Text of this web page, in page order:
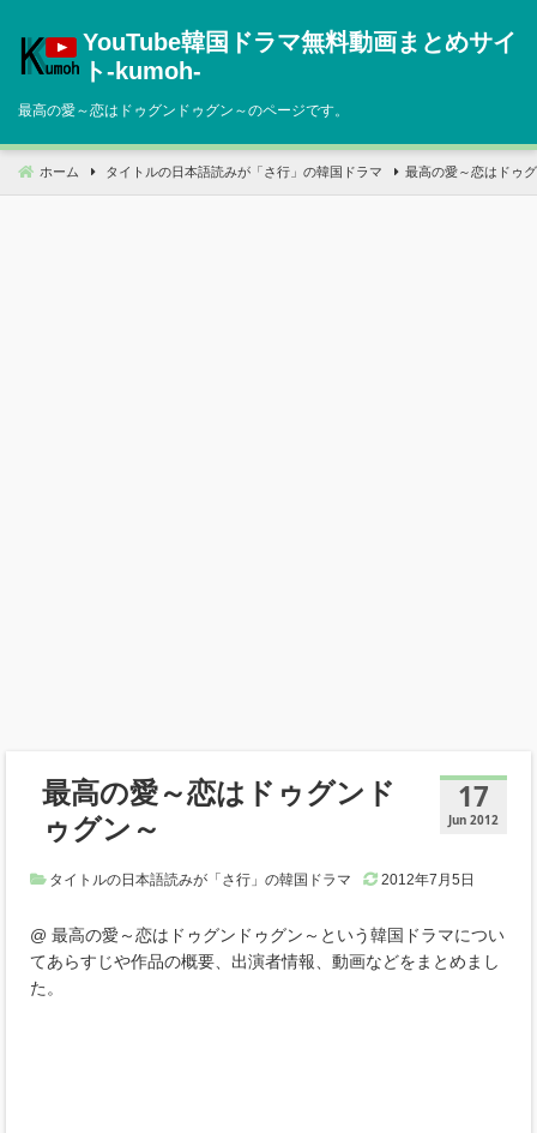
へ
動
YouTube韓国ドラマ無料動画まとめサイ
ト‐kumoh‐
最高の愛～恋はドゥグンドゥグン～のページです。
ホーム タイトルの日本語読みが「さ行」の韓国ドラマ 最高の愛～恋はドゥ
17
Jun 2012
最高の愛～恋はドゥグンド
ゥグン～
タイトルの日本語読みが「さ行」の韓国ドラマ 2012年7月5日
@ 最高の愛～恋はドゥグンドゥグン～という韓国ドラマについ
てあらすじや作品の概要、出演者情報、動画などをまとめまし
た。